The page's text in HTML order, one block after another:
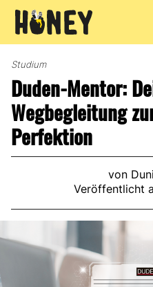
Inhalt
Studium
Duden-Mentor:
Wegbegleitung
Perfektion
von
Veröffentlicht